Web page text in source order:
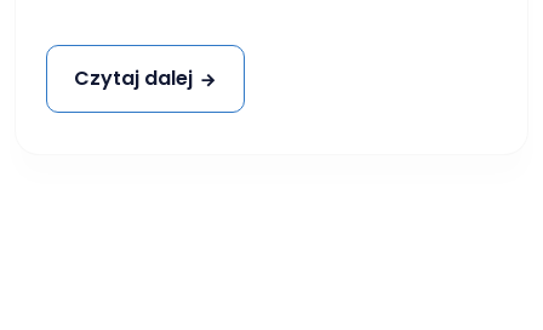
Czytaj dalej